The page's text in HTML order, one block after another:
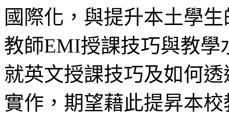
國際化，與提升本土學
教師EMI授課技巧與教
就英文授課技巧及如何
實作，期望藉此提昇本